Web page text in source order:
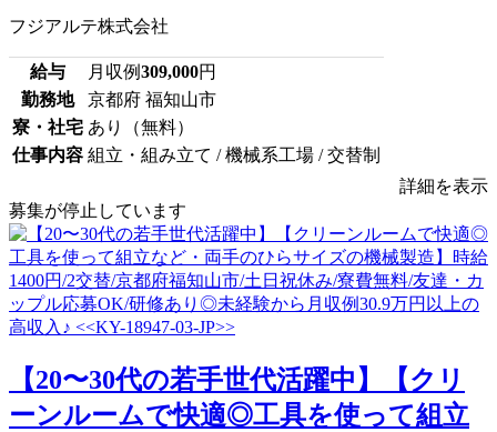
フジアルテ株式会社
給与 月収例309,000円
勤務地
京都府 福知山市
寮・社宅 あり（無料）
仕事内容 組立・組み立て / 機械系工場 / 交替制
詳細を表示
募集が停止しています
【20〜30代の若手世代活躍中】【クリ
ーンルームで快適◎工具を使って組立